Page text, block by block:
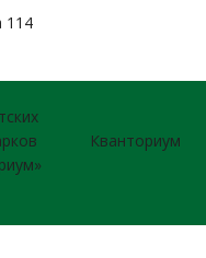
114
Кванториум